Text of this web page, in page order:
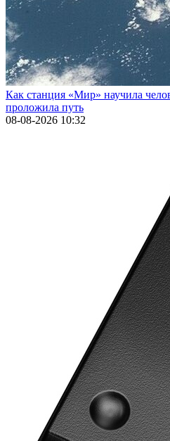
Как станция «Мир» научила
проложила путь
08-08-2026 10:32